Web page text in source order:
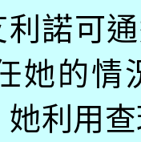
諾可
她的情
她利用